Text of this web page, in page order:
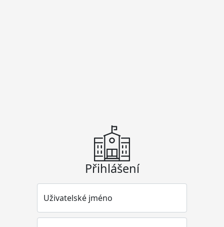
Přihlášení
Uživatelské jméno